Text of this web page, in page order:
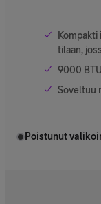
tilaan,
9000
Soveltuu
Poistunut